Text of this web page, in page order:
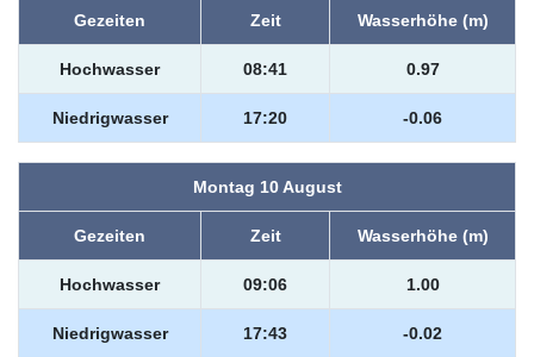
Gezeiten Zeit Wasserhöhe (m)
Hochwasser 08:41 0.97
Niedrigwasser 17:20 -0.06
Montag 10 August
Gezeiten Zeit Wasserhöhe (m)
Hochwasser 09:06 1.00
Niedrigwasser 17:43 -0.02